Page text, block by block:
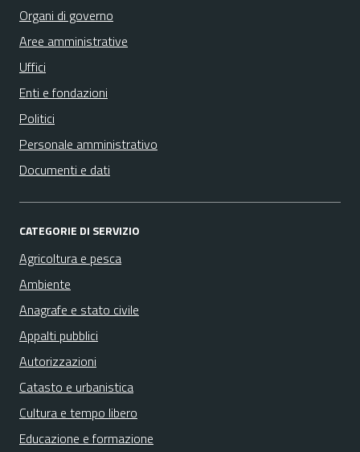
Organi di governo
Aree amministrative
Uffici
Enti e fondazioni
Politici
Personale amministrativo
Documenti e dati
CATEGORIE DI SERVIZIO
Agricoltura e pesca
Ambiente
Anagrafe e stato civile
Appalti pubblici
Autorizzazioni
Catasto e urbanistica
Cultura e tempo libero
Educazione e formazione